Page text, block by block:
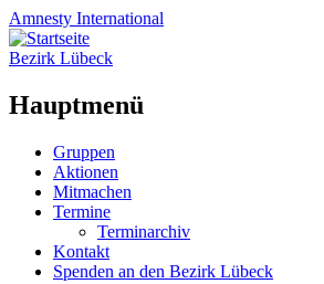
Amnesty International
Bezirk Lübeck
Hauptmenü
Zum
Inhalt
springen
Gruppen
Aktionen
Mitmachen
Termine
Terminarchiv
Kontakt
Spenden an den Bezirk Lübeck